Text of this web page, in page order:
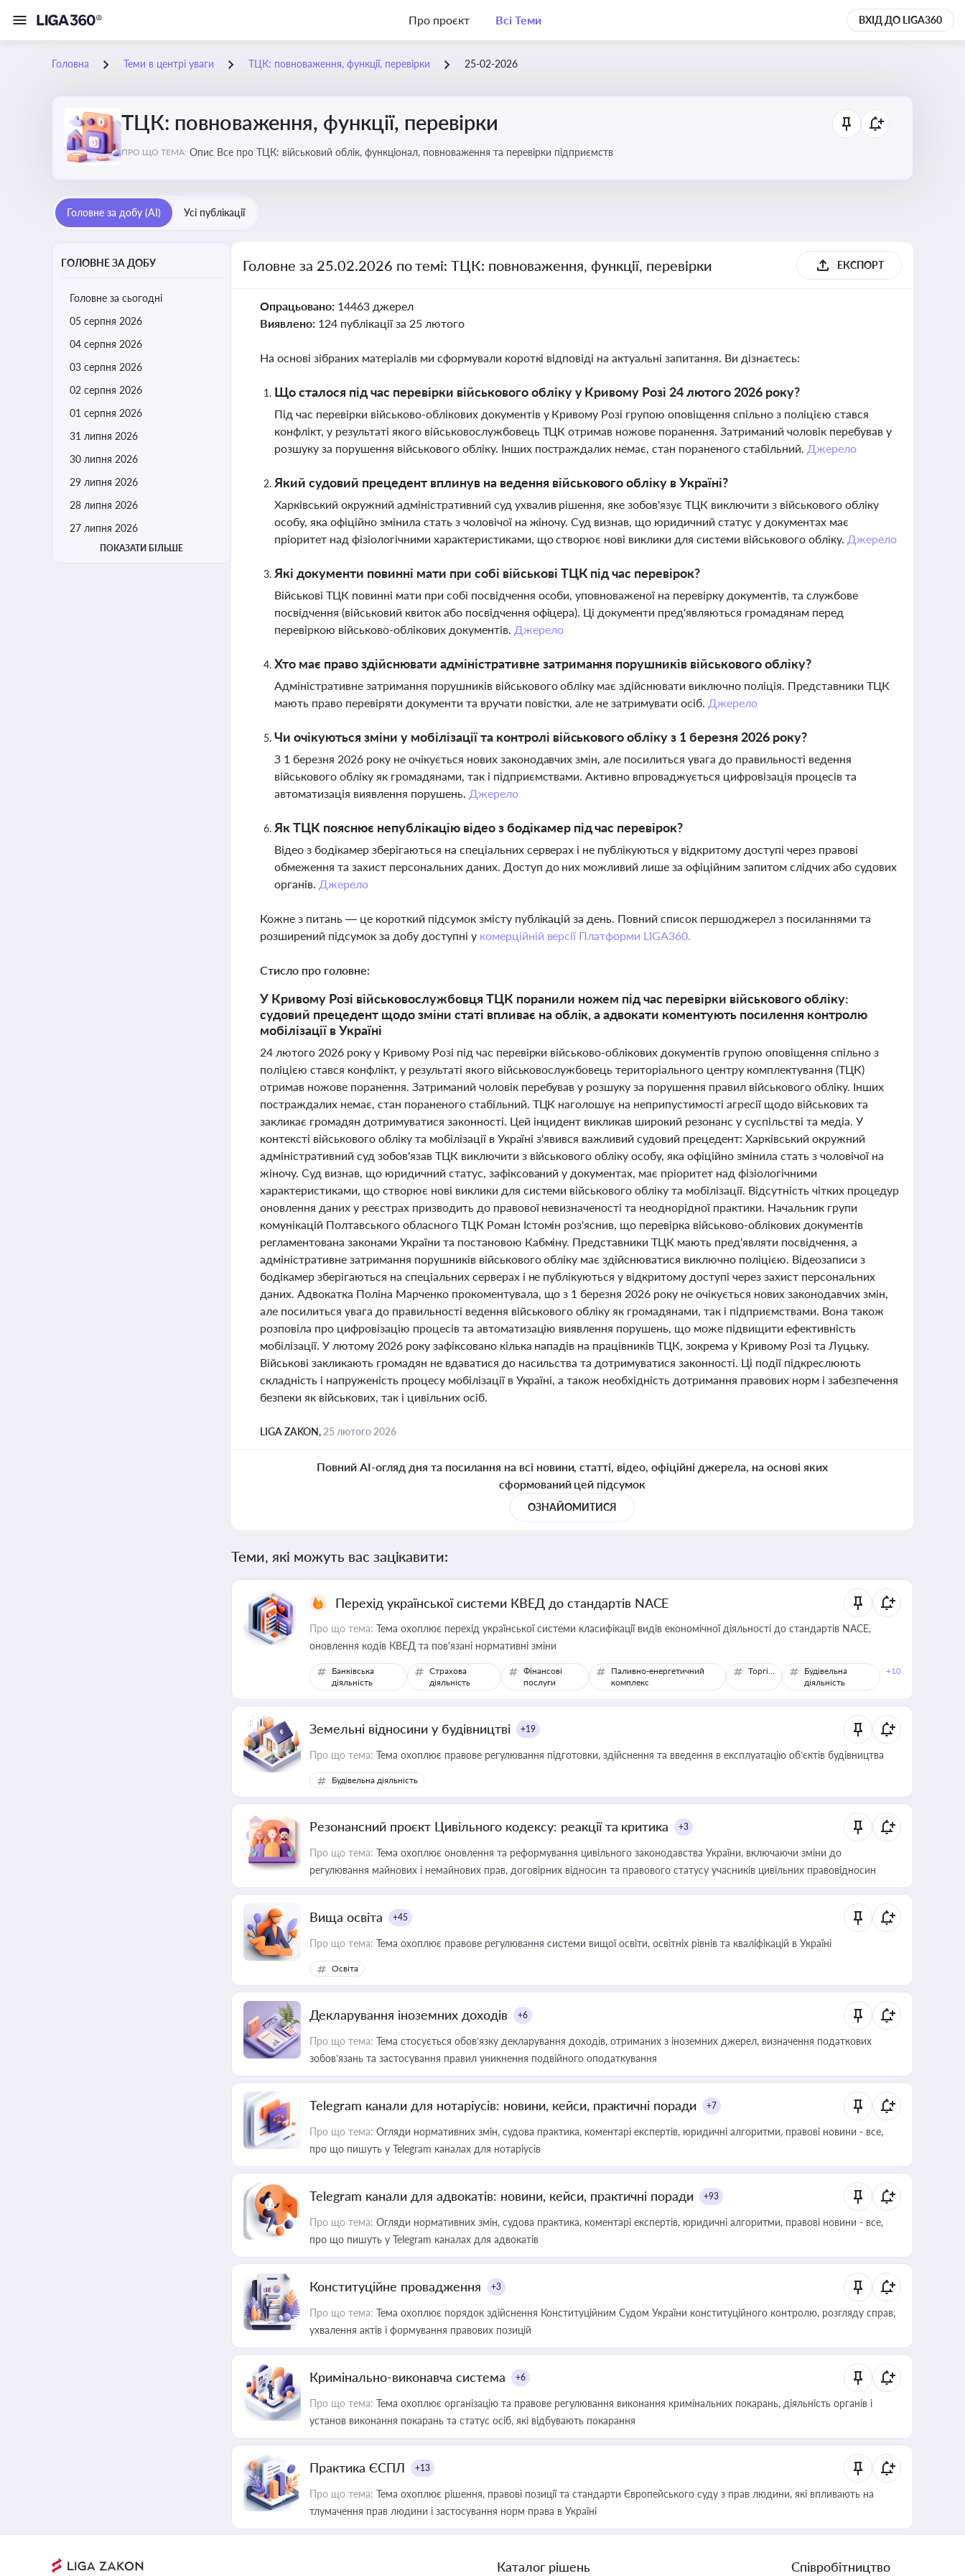
Про проєкт Всі Теми ВХІД ДО LIGA360
Головна Теми в центрі уваги ТЦК: повноваження, функції, перевірки 25-02-2026
ТЦК: повноваження, функції, перевірки
ПРО ЩО ТЕМА: Опис Все про ТЦК: військовий облік, функціонал, повноваження та перевірки підприємств
Головне за добу (AI) Усі публікації
ГОЛОВНЕ ЗА ДОБУ
Головне за сьогодні
05 серпня 2026
04 серпня 2026
03 серпня 2026
02 серпня 2026
01 серпня 2026
31 липня 2026
30 липня 2026
29 липня 2026
28 липня 2026
27 липня 2026
ПОКАЗАТИ БІЛЬШЕ
Головне за 25.02.2026 по темі: ТЦК: повноваження, функції, перевірки ЕКСПОРТ
Опрацьовано: 14463 джерел
Виявлено: 124 публікації за 25 лютого
На основі зібраних матеріалів ми сформували короткі відповіді на актуальні запитання. Ви дізнаєтесь:
Що сталося під час перевірки військового обліку у Кривому Розі 24 лютого 2026 року?
Під час перевірки військово-облікових документів у Кривому Розі групою оповіщення спільно з поліцією стався
конфлікт, у результаті якого військовослужбовець ТЦК отримав ножове поранення. Затриманий чоловік перебував у
розшуку за порушення військового обліку. Інших постраждалих немає, стан пораненого стабільний. Джерело
Який судовий прецедент вплинув на ведення військового обліку в Україні?
Харківський окружний адміністративний суд ухвалив рішення, яке зобов'язує ТЦК виключити з військового обліку
особу, яка офіційно змінила стать з чоловічої на жіночу. Суд визнав, що юридичний статус у документах має
пріоритет над фізіологічними характеристиками, що створює нові виклики для системи військового обліку. Джерело
Які документи повинні мати при собі військові ТЦК під час перевірок?
Військові ТЦК повинні мати при собі посвідчення особи, уповноваженої на перевірку документів, та службове
посвідчення (військовий квиток або посвідчення офіцера). Ці документи пред'являються громадянам перед
перевіркою військово-облікових документів. Джерело
Хто має право здійснювати адміністративне затримання порушників військового обліку?
Адміністративне затримання порушників військового обліку має здійснювати виключно поліція. Представники ТЦК
мають право перевіряти документи та вручати повістки, але не затримувати осіб. Джерело
Чи очікуються зміни у мобілізації та контролі військового обліку з 1 березня 2026 року?
З 1 березня 2026 року не очікується нових законодавчих змін, але посилиться увага до правильності ведення
військового обліку як громадянами, так і підприємствами. Активно впроваджується цифровізація процесів та
автоматизація виявлення порушень. Джерело
Як ТЦК пояснює непублікацію відео з бодікамер під час перевірок?
Відео з бодікамер зберігаються на спеціальних серверах і не публікуються у відкритому доступі через правові
обмеження та захист персональних даних. Доступ до них можливий лише за офіційним запитом слідчих або судових
органів. Джерело
Кожне з питань — це короткий підсумок змісту публікацій за день. Повний список першоджерел з посиланнями та
розширений підсумок за добу доступні у комерційній версії Платформи LIGA360.
Стисло про головне:
У Кривому Розі військовослужбовця ТЦК поранили ножем під час перевірки військового обліку:
судовий прецедент щодо зміни статі впливає на облік, а адвокати коментують посилення контролю
мобілізації в Україні
24 лютого 2026 року у Кривому Розі під час перевірки військово-облікових документів групою оповіщення спільно з
поліцією стався конфлікт, у результаті якого військовослужбовець територіального центру комплектування (ТЦК)
отримав ножове поранення. Затриманий чоловік перебував у розшуку за порушення правил військового обліку. Інших
постраждалих немає, стан пораненого стабільний. ТЦК наголошує на неприпустимості агресії щодо військових та
закликає громадян дотримуватися законності. Цей інцидент викликав широкий резонанс у суспільстві та медіа. У
контексті військового обліку та мобілізації в Україні з'явився важливий судовий прецедент: Харківський окружний
адміністративний суд зобов'язав ТЦК виключити з військового обліку особу, яка офіційно змінила стать з чоловічої на
жіночу. Суд визнав, що юридичний статус, зафіксований у документах, має пріоритет над фізіологічними
характеристиками, що створює нові виклики для системи військового обліку та мобілізації. Відсутність чітких процедур
оновлення даних у реєстрах призводить до правової невизначеності та неоднорідної практики. Начальник групи
комунікацій Полтавського обласного ТЦК Роман Істомін роз'яснив, що перевірка військово-облікових документів
регламентована законами України та постановою Кабміну. Представники ТЦК мають пред'являти посвідчення, а
адміністративне затримання порушників військового обліку має здійснюватися виключно поліцією. Відеозаписи з
бодікамер зберігаються на спеціальних серверах і не публікуються у відкритому доступі через захист персональних
даних. Адвокатка Поліна Марченко прокоментувала, що з 1 березня 2026 року не очікується нових законодавчих змін,
але посилиться увага до правильності ведення військового обліку як громадянами, так і підприємствами. Вона також
розповіла про цифровізацію процесів та автоматизацію виявлення порушень, що може підвищити ефективність
мобілізації. У лютому 2026 року зафіксовано кілька нападів на працівників ТЦК, зокрема у Кривому Розі та Луцьку.
Військові закликають громадян не вдаватися до насильства та дотримуватися законності. Ці події підкреслюють
складність і напруженість процесу мобілізації в Україні, а також необхідність дотримання правових норм і забезпечення
безпеки як військових, так і цивільних осіб.
LIGA ZAKON, 25 лютого 2026
Повний AI-огляд дня та посилання на всі новини, статті, відео, офіційні джерела, на основі яких
сформований цей підсумок
ОЗНАЙОМИТИСЯ
Теми, які можуть вас зацікавити:
Перехід української системи КВЕД до стандартів NACE
Про що тема: Тема охоплює перехід української системи класифікації видів економічної діяльності до стандартів NACE,
оновлення кодів КВЕД та пов'язані нормативні зміни
Банківська
діяльність
Страхова
діяльність
Фінансові
послуги
Паливно-енергетичний
комплекс
Торгівля
Будівельна
діяльність
+10
Земельні відносини у будівництві +19
Про що тема: Тема охоплює правове регулювання підготовки, здійснення та введення в експлуатацію об’єктів будівництва
Будівельна діяльність
Резонансний проєкт Цивільного кодексу: реакції та критика +3
Про що тема: Тема охоплює оновлення та реформування цивільного законодавства України, включаючи зміни до
регулювання майнових і немайнових прав, договірних відносин та правового статусу учасників цивільних правовідносин
Вища освіта +45
Про що тема: Тема охоплює правове регулювання системи вищої освіти, освітніх рівнів та кваліфікацій в Україні
Освіта
Декларування іноземних доходів +6
Про що тема: Тема стосується обов’язку декларування доходів, отриманих з іноземних джерел, визначення податкових
зобов’язань та застосування правил уникнення подвійного оподаткування
Telegram канали для нотаріусів: новини, кейси, практичні поради +7
Про що тема: Огляди нормативних змін, судова практика, коментарі експертів, юридичні алгоритми, правові новини - все,
про що пишуть у Telegram каналах для нотаріусів
Telegram канали для адвокатів: новини, кейси, практичні поради +93
Про що тема: Огляди нормативних змін, судова практика, коментарі експертів, юридичні алгоритми, правові новини - все,
про що пишуть у Telegram каналах для адвокатів
Конституційне провадження +3
Про що тема: Тема охоплює порядок здійснення Конституційним Судом України конституційного контролю, розгляду справ,
ухвалення актів і формування правових позицій
Кримінально-виконавча система +6
Про що тема: Тема охоплює організацію та правове регулювання виконання кримінальних покарань, діяльність органів і
установ виконання покарань та статус осіб, які відбувають покарання
Практика ЄСПЛ +13
Про що тема: Тема охоплює рішення, правові позиції та стандарти Європейського суду з прав людини, які впливають на
тлумачення прав людини і застосування норм права в Україні
Каталог рішень Співробітництво